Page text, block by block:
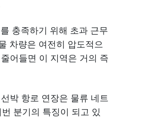
충족하기 위해 초과 근무
차량은 여전히 압도적으
어들면 이 지역은 거의 즉
박 항로 연장은 물류 네트
분기의 특징이 되고 있